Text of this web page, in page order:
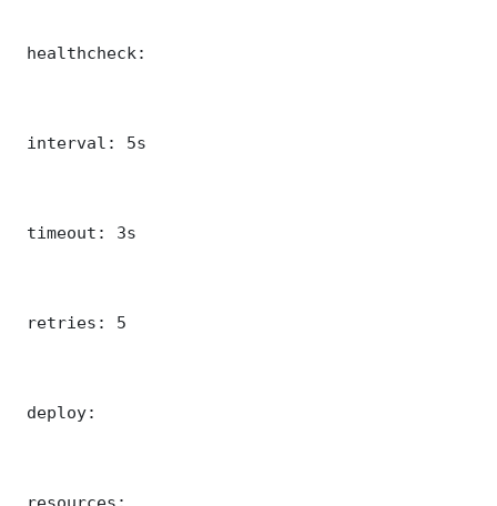
healthcheck:
interval: 5s
timeout: 3s
retries: 5
deploy: